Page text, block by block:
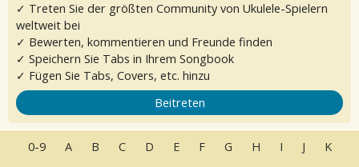
✓ Treten Sie der größten Community von Ukulele-Spielern
weltweit bei
✓ Bewerten, kommentieren und Freunde finden
✓ Speichern Sie Tabs in Ihrem Songbook
✓ Fügen Sie Tabs, Covers, etc. hinzu
Beitreten
0-9 A B C D E F G H I J
K